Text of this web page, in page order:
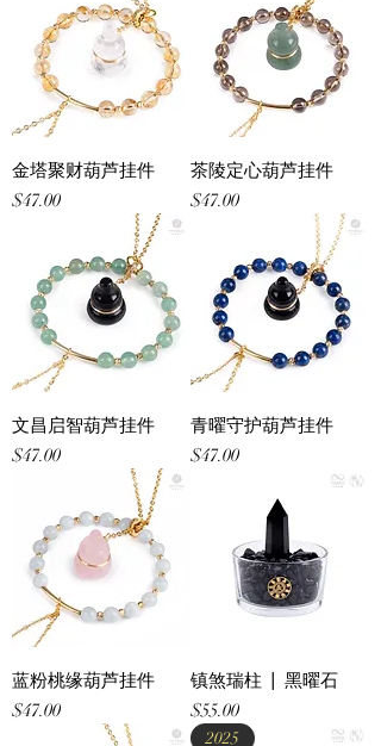
金塔聚财葫芦挂件
Price
$47.00
茶陵定心葫芦挂件
Price
$47.00
文昌启智葫芦挂件
Price
$47.00
青曜守护葫芦挂件
Price
$47.00
蓝粉桃缘葫芦挂件
Price
$47.00
镇煞瑞柱 | 黑曜石
Price
$55.00
2025